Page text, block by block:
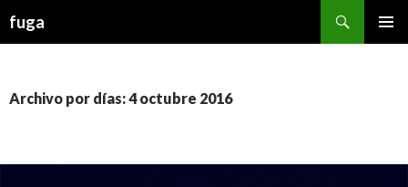
fuga
Archivo por días: 4 octubre 2016